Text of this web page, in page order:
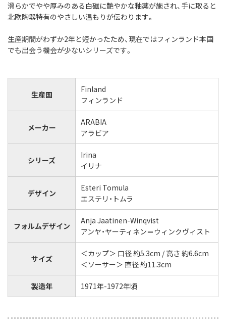
滑らかでやや厚みのある白磁に艶やかな釉薬が施され、 手に取ると
北欧陶器特有のやさしい温もりが伝わります。
生産期間がわずか2年と短かったため、 現在ではフィンランド本国
でも出会う機会が少ないシリーズです。
生産国
Finland
フィンランド
メーカー
ARABIA
アラビア
シリーズ
Irina
イリナ
デザイン
Esteri Tomula
エステリ・トムラ
フォルムデザイン
Anja Jaatinen-Winqvist
アンヤ・ヤーティネン＝ウィンクヴィスト
サイズ
＜カップ＞ 口径 約5.3cm / 高さ 約6.6cm
＜ソーサー＞ 直径 約11.3cm
製造年 1971年-1972年頃